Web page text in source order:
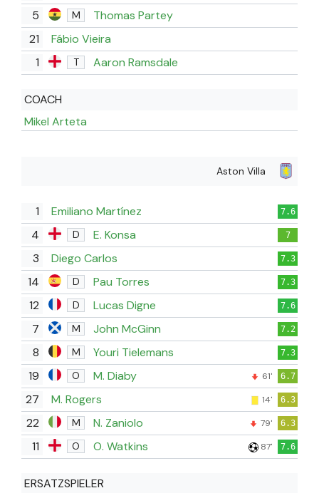
5
M
Thomas Partey
21
Fábio Vieira
1
T Aaron Ramsdale
COACH
Mikel Arteta
Aston Villa
1 Emiliano Martínez 7.6
4 D E. Konsa 7
3 Diego Carlos 7.3
14 D Pau Torres 7.3
12 D Lucas Digne 7.6
7 M John McGinn 7.2
8 M Youri Tielemans 7.3
19 O M. Diaby 61' 6.7
27 M. Rogers 14' 6.3
22 M N. Zaniolo 79' 6.3
11 O O. Watkins 87' 7.6
ERSATZSPIELER